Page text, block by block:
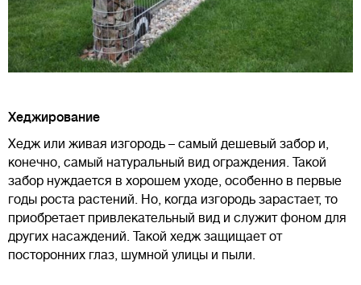
Хеджирование
Хедж или живая изгородь – самый дешевый забор и,
конечно, самый натуральный вид ограждения. Такой
забор нуждается в хорошем уходе, особенно в первые
годы роста растений. Но, когда изгородь зарастает, то
приобретает привлекательный вид и служит фоном для
других насаждений. Такой хедж защищает от
посторонних глаз, шумной улицы и пыли.